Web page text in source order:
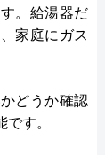
。給湯器だ
家庭にガス
どうか確認
す。